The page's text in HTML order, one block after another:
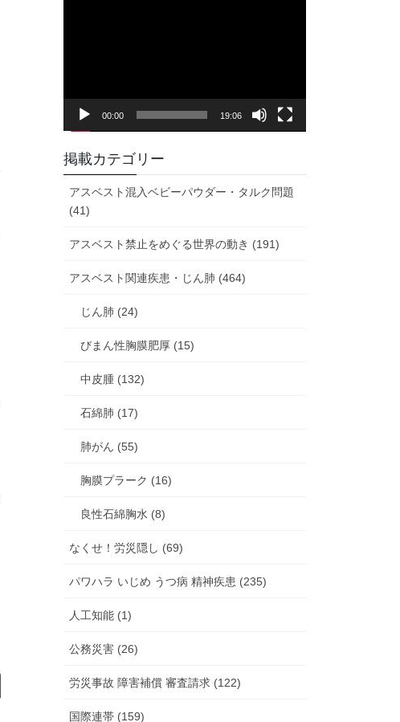
ヤ
00:00 19:06
掲載カテゴリー
アスベスト混入ベビーパウダー・タルク問題
(41)
アスベスト禁止をめぐる世界の動き (191)
アスベスト関連疾患・じん肺 (464)
じん肺 (24)
びまん性胸膜肥厚 (15)
中皮腫 (132)
石綿肺 (17)
肺がん (55)
胸膜プラーク (16)
良性石綿胸水 (8)
なくせ！労災隠し (69)
パワハラ いじめ うつ病 精神疾患 (235)
人工知能 (1)
公務災害 (26)
労災事故 障害補償 審査請求 (122)
国際連帯 (159)